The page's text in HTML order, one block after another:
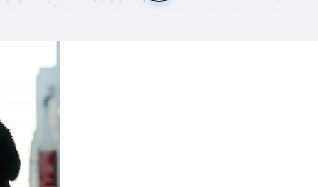
Гипоаллергенные материалы высшего
премиум-класса! Подчеркните свой статус и
с главной новинкой сезона осень-зима 2025!